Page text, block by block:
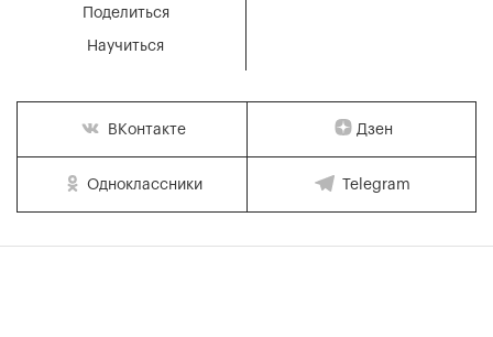
Поделиться
Научиться
ВКонтакте Дзен
Одноклассники Telegram